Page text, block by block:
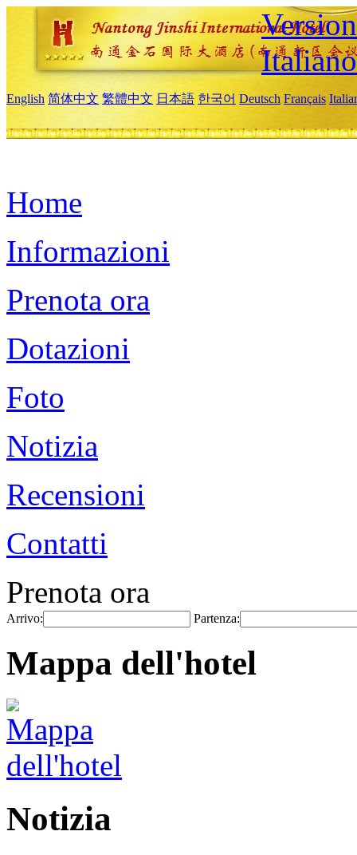
Italiano
English 简体中文 繁體中文 日本語 한국어 Deutsch Français
Home
Informazioni
Prenota ora
Dotazioni
Foto
Notizia
Recensioni
Contatti
Prenota ora
Arrivo: Partenza:
Mappa dell'hotel
Notizia